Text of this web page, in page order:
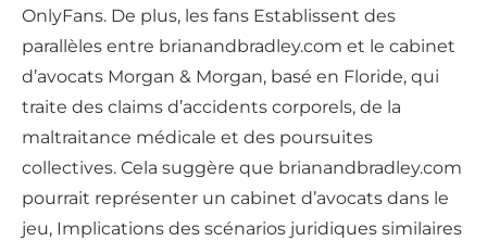
OnlyFans. De plus, les fans Establissent des
parallèles entre brianandbradley.com et le cabinet
d’avocats Morgan & Morgan, basé en Floride, qui
traite des claims d’accidents corporels, de la
maltraitance médicale et des poursuites
collectives. Cela suggère que brianandbradley.com
pourrait représenter un cabinet d’avocats dans le
jeu, Implications des scénarios juridiques similaires